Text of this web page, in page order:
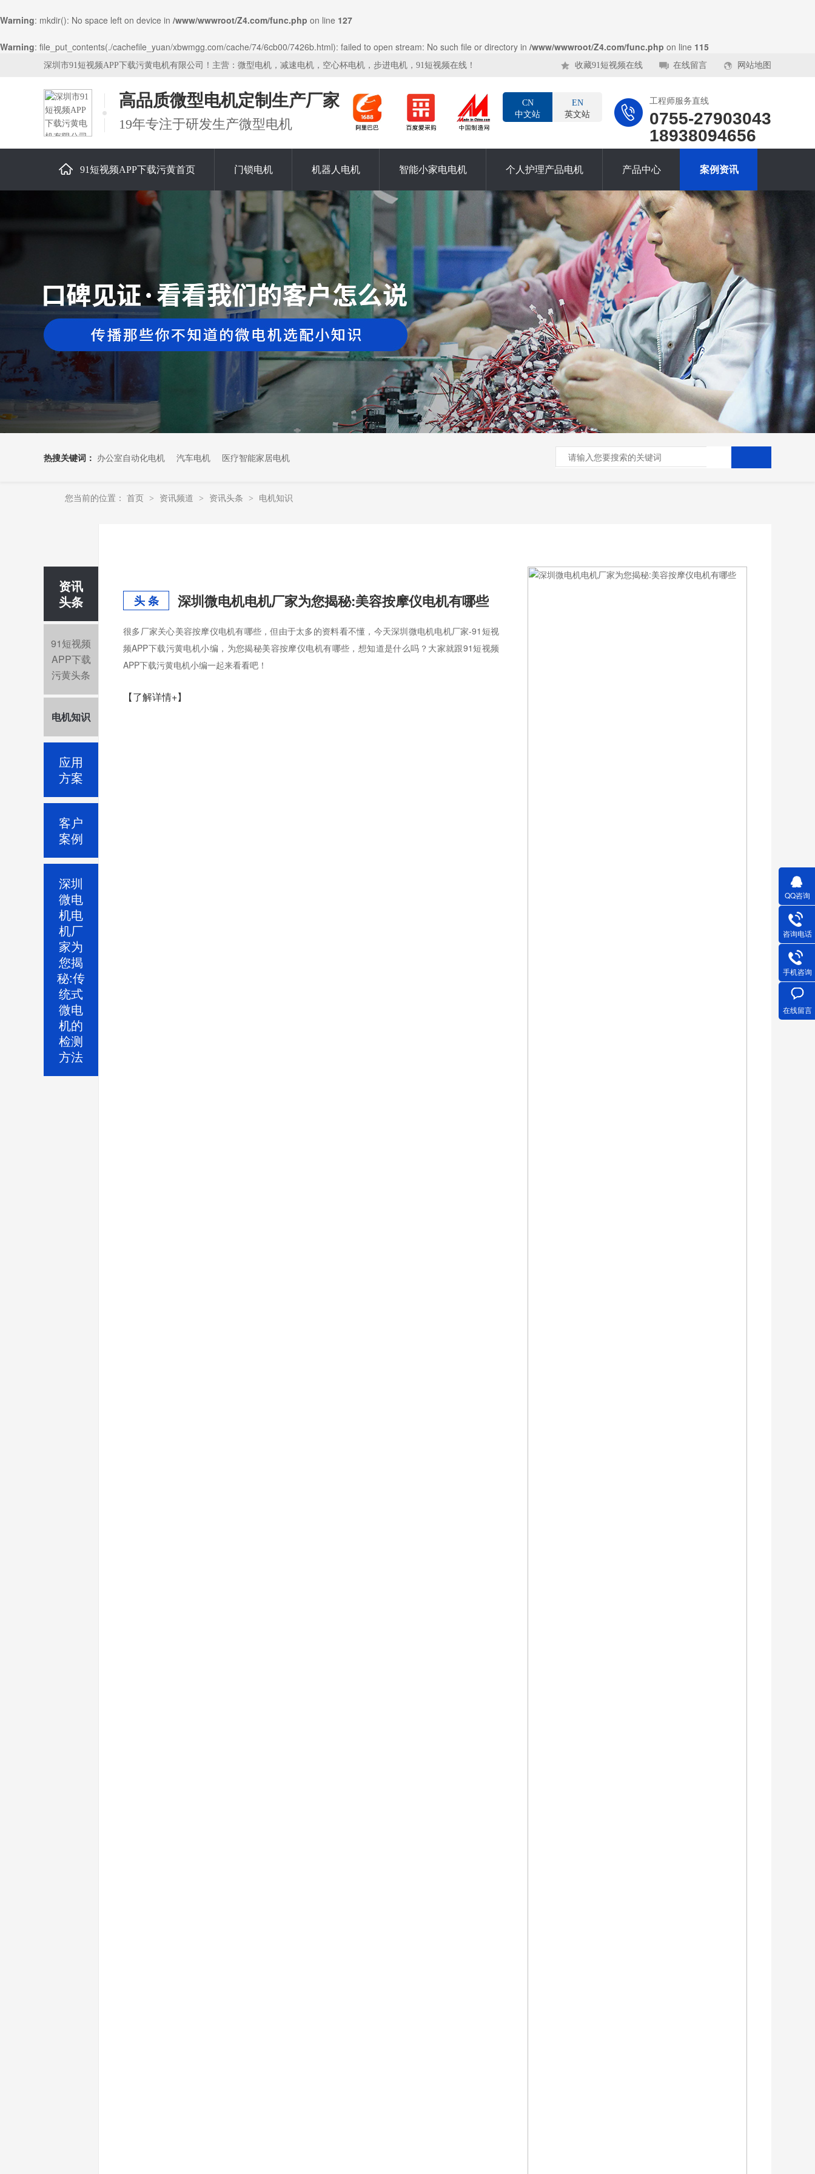
Warning: mkdir(): No space left on device in /www/wwwroot/Z4.com/func.php on line 127
Warning: file_put_contents(./cachefile_yuan/xbwmgg.com/cache/74/6cb00/7426b.html): failed to open stream: No such file or directory in /www/wwwroot/Z4.com/func.php on line 115
收藏91短视频在线 在线留言 网站地图
深圳市91短视频APP下载污黄电机有限公司！主营：微型电机，减速电机，空心杯电机，步进电机，91短视频在线！
高品质微型电机定制生产厂家
19年专注于研发生产微型电机
工程师服务直线
0755-27903043
18938094656
CN
中文站
EN
英文站
91短视频APP下载污黄首页 门锁电机 机器人电机 智能小家电电机 个人护理产品电机 产品中心 案例资讯
关于91短视频APP下载污黄
热搜关键词： 办公室自动化电机 汽车电机 医疗智能家居电机
您当前的位置： 首页 > 资讯频道 > 资讯头条 > 电机知识
头 条 深圳微电机电机厂家为您揭秘:美容按摩仪电机有哪些
很多厂家关心美容按摩仪电机有哪些，但由于太多的资料看不懂，今天深圳微电机电机厂家-91短视
频APP下载污黄电机小编，为您揭秘美容按摩仪电机有哪些，想知道是什么吗？大家就跟91短视频
APP下载污黄电机小编一起来看看吧！
【了解详情+】
资讯
头条
91短视频
APP下载
污黄头条
电机知识
应用
方案
客户
案例
深圳
微电
机电
机厂
家为
您揭
秘:传
统式
微电
机的
检测
方法
QQ咨询
咨询电话
手机咨询
在线留言